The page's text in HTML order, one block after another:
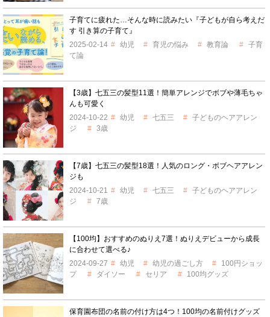
子育てに疲れた…そんな時に読みたい『子どもが自ら考えだ
す 引き算の子育て』
2025-02-14
幼児 育児の悩み 教育論
子育
て論
【3歳】七五三の髪型11選！簡単アレンジでボブや薄毛ちゃ
んも可愛く
2024-10-22
幼児 七五三
子どものヘアアレン
ジ
3歳
【7歳】七五三の髪型18選！人気のロング・ボブヘアアレン
ジも
2024-10-21
幼児 七五三
子どものヘアアレン
ジ
7歳
【100均】おすすめのぬりえ7選！ぬりえデビューから成長
に合わせて選べる♪
2024-09-27
幼児 幼児の過ごし方
100円ショッ
プ
ダイソー セリア 100均グッズ
保育園布団の名前の付け方は4つ！100均の名前付けグッズ